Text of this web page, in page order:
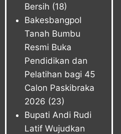
Bersih (18)
Bakesbangpol
Tanah Bumbu
Resmi Buka
Pendidikan dan
Pelatihan bagi 45
Calon Paskibraka
2026 (23)
Bupati Andi Rudi
Latif Wujudkan